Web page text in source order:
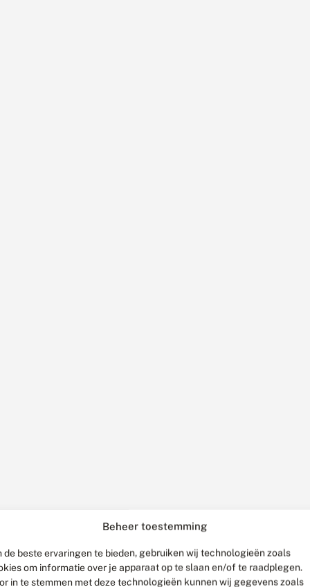
Beheer toestemming
de beste ervaringen te bieden, gebruiken wij technologieën zoals
om informatie over je apparaat op te slaan en/of te raadplegen.
in te stemmen met deze technologieën kunnen wij gegevens zoals